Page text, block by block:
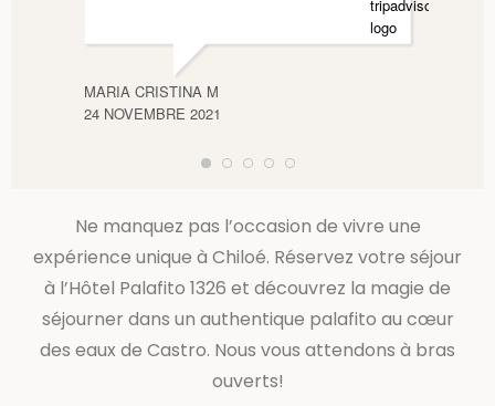
MARIA CRISTINA M
24 NOVEMBRE 2021
Ne manquez pas l’occasion de vivre une
expérience unique à Chiloé. Réservez votre séjour
à l’Hôtel Palafito 1326 et découvrez la magie de
séjourner dans un authentique palafito au cœur
des eaux de Castro. Nous vous attendons à bras
ouverts!